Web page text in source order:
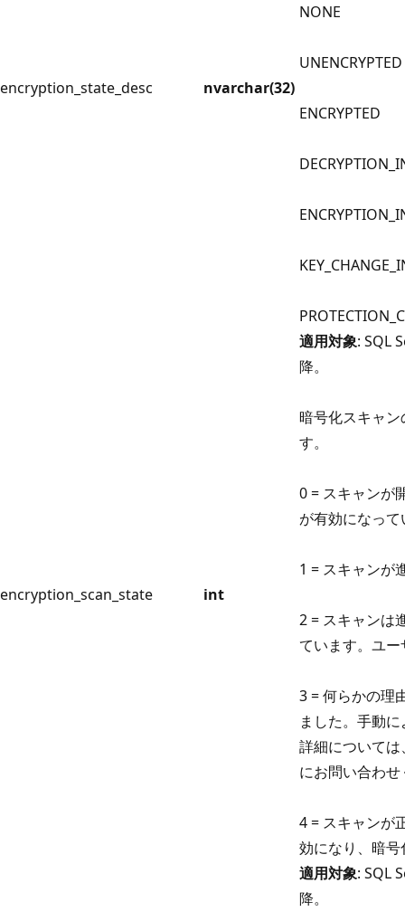
encryption_state_desc nvarchar(32)
NONE
UNENCRYPTED
ENCRYPTED
encryption_scan_state int
適用対象: SQL
降。
暗号化スキャ
す。
0 = スキャンが
が有効になって
1 = スキャンが
2 = スキャンは
ています。ユ
3 = 何らかの理
ました。手動
詳細について
にお問い合わ
4 = スキャンが
効になり、暗
適用対象: SQL
降。